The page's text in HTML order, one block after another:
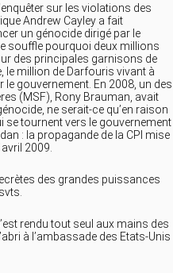
sur les violations des
Andrew Cayley a fait
un génocide dirigé par le
souffle pourquoi deux millions
des principales garnisons de
le million de Darfouris vivant à
le gouvernement. En 2008, un des
(MSF), Rony Brauman, avait
ne serait-ce qu’en raison
se tournent vers le gouvernement
: la propagande de la CPI mise
avril 2009.
des grandes puissances
rendu tout seul aux mains des
à l’ambassade des Etats-Unis